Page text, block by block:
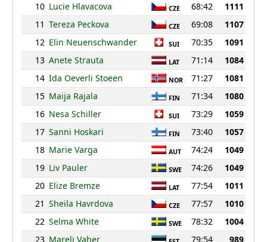
10 Lucie Hlavacova CZE 68:42
1111
11 Tereza Peckova CZE 69:08
1107
12 Elin Neuenschwander SUI 70:35
1091
13 Anete Strauta LAT 71:14
1084
14 Ida Oeverli Stoeen NOR 71:27
1081
15 Maija Rajala FIN 71:34
1080
16 Nesa Schiller SUI 73:29
1059
17 Sanni Hoskari FIN 73:40
1057
18 Marie Varga AUT 74:24
1049
19 Liv Pauler SWE 74:26
1049
20 Elize Bremze LAT 77:54
1011
21 Sheila Havrdova CZE 77:57
1010
22 Selma White SWE 78:32
1004
23 Mareli Vaher 79:54 989